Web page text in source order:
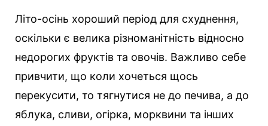
Літо-осінь хороший період для схуднення,
оскільки є велика різноманітність відносно
недорогих фруктів та овочів. Важливо себе
привчити, що коли хочеться щось
перекусити, то тягнутися не до печива, а до
яблука, сливи, огірка, морквини та інших